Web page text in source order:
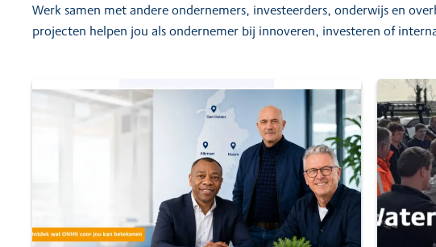
Werk samen met andere ondernemers, investeerders, onderwijs en
projecten helpen jou als ondernemer bij innoveren, investeren of